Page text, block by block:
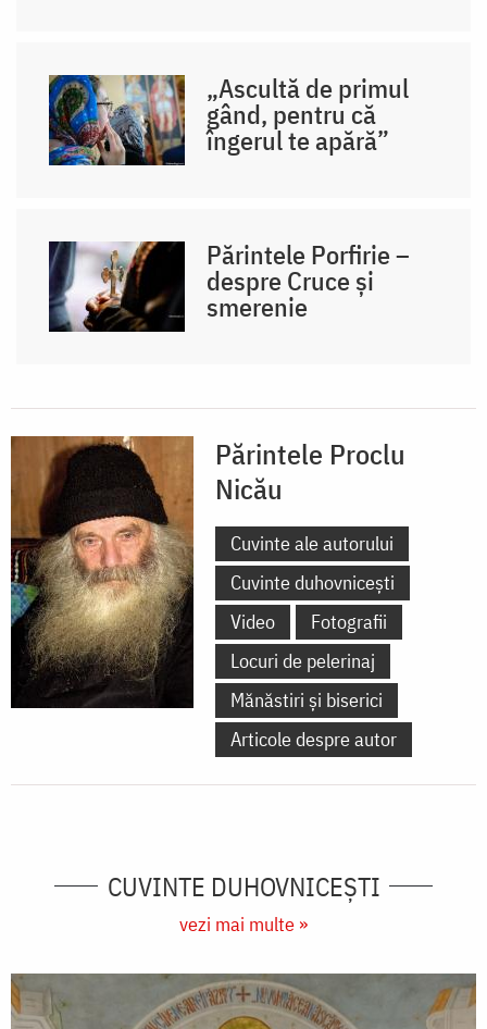
„Ascultă de primul
gând, pentru că
îngerul te apără”
Părintele Porfirie –
despre Cruce și
smerenie
Părintele Proclu
Nicău
Cuvinte ale autorului
Cuvinte duhovnicești
Video
Fotografii
Locuri de pelerinaj
Mănăstiri și biserici
Articole despre autor
CUVINTE DUHOVNICEȘTI
vezi mai multe »